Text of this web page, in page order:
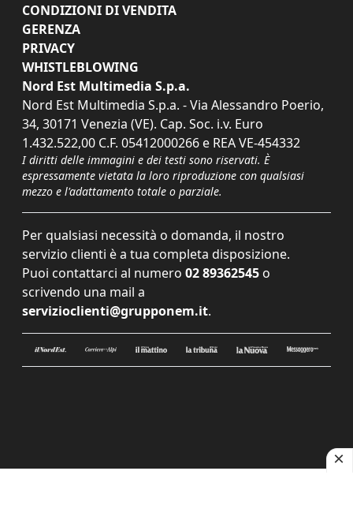
CONDIZIONI DI VENDITA
GERENZA
PRIVACY
WHISTLEBLOWING
Nord Est Multimedia S.p.a.
Nord Est Multimedia S.p.a. - Via Alessandro Poerio,
34, 30171 Venezia (VE). Cap. Soc. i.v. Euro
1.432.522,00 C.F. 05412000266 e REA VE-454332
I diritti delle immagini e dei testi sono riservati. È
espressamente vietata la loro riproduzione con qualsiasi
mezzo e l'adattamento totale o parziale.
Per qualsiasi necessità o domanda, il nostro
servizio clienti è a tua completa disposizione.
Puoi contattarci al numero 02 89362545 o
scrivendo una mail a
servizioclienti@grupponem.it.